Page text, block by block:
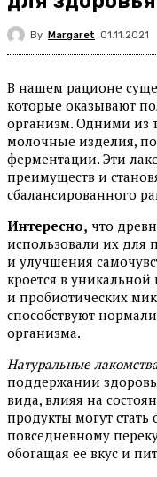
By Margaret 01.11.2021
В нашем рационе
которые оказывают
организм. Одними из
молочные изделия,
ферментации. Эти
преимуществ и
сбалансированного
Интересно, что
использовали их для
и улучшения
кроется в
и пробиотических
способствуют
организма.
Натуральные
поддержании
вида, влияя на
продукты могут
повседневному
обогащая ее вкус и